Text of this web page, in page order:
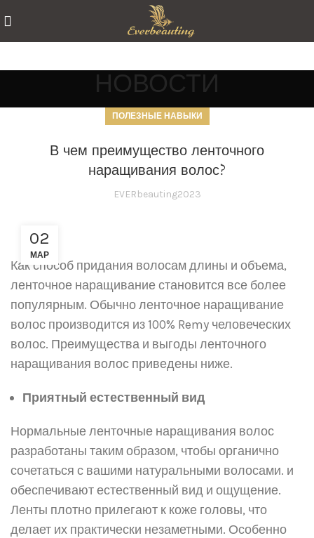
НОВОСТИ
ПОЛЕЗНЫЕ НАВЫКИ
В чем преимущество ленточного
наращивания волос?
EVERbeauting2023
02
МАР
Как способ придания волосам длины и объема,
ленточное наращивание становится все более
популярным. Обычно ленточное наращивание
волос производится из 100% Remy человеческих
волос. Преимущества и выгоды ленточного
наращивания волос приведены ниже.
Приятный естественный вид
Нормальные ленточные наращивания волос
разработаны таким образом, чтобы органично
сочетаться с вашими натуральными волосами. и
обеспечивают естественный вид и ощущение.
Ленты плотно прилегают к коже головы, что
делает их практически незаметными. Особенно